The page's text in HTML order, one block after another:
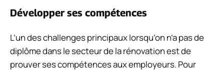
Développer ses compétences
L’un des challenges principaux lorsqu’on n’a pas de
diplôme dans le secteur de la rénovation est de
prouver ses compétences aux employeurs. Pour